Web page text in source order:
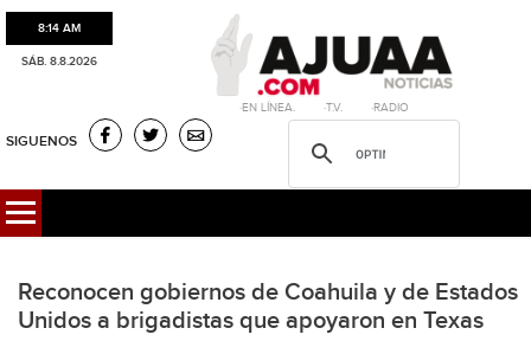
8:14 AM
SÁB. 8.8.2026
·EN LÍNEA. ·T.V. ·RADIO
SIGUENOS
Reconocen gobiernos de Coahuila y de Estados
Unidos a brigadistas que apoyaron en Texas